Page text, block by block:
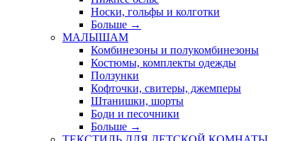
Носки, гольфы и колготки
Больше →
МАЛЫШАМ
Комбинезоны и полукомбинезоны
Костюмы, комплекты одежды
Ползунки
Кофточки, свитеры, джемперы
Штанишки, шорты
Боди и песочники
Больше →